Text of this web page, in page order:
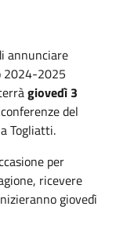
annunciare
2024-2025
giovedì 3
del
Togliatti.
per
ricevere
giovedì